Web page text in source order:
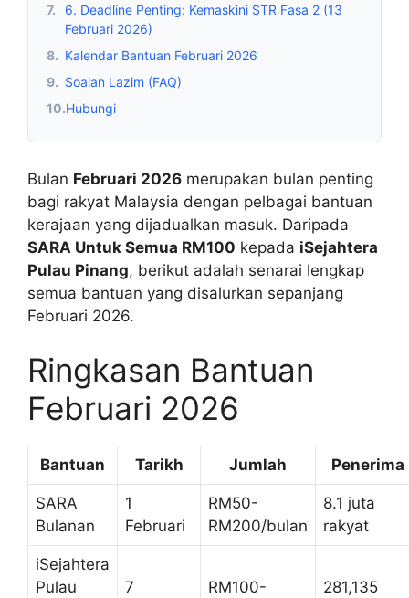
7.
6. Deadline Penting: Kemaskini STR Fasa 2 (13
Februari 2026)
8. Kalendar Bantuan Februari 2026
9. Soalan Lazim (FAQ)
10.Hubungi
Bulan Februari 2026 merupakan bulan penting
bagi rakyat Malaysia dengan pelbagai bantuan
kerajaan yang dijadualkan masuk. Daripada
SARA Untuk Semua RM100 kepada iSejahtera
Pulau Pinang, berikut adalah senarai lengkap
semua bantuan yang disalurkan sepanjang
Februari 2026.
Ringkasan Bantuan
Februari 2026
Bantuan Tarikh Jumlah Penerima
SARA
Bulanan
1
Februari
RM50-
RM200/bulan
8.1 juta
rakyat
iSejahtera
Pulau
7
RM100-
281,135